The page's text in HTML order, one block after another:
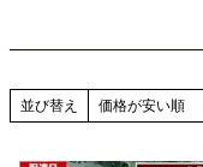
並び替え 価格が安い順